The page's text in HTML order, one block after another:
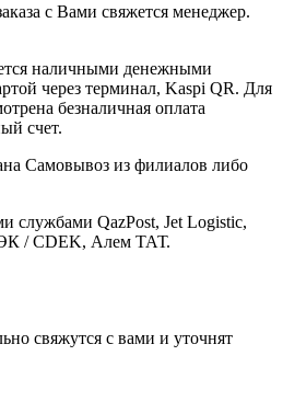
с Вами свяжется менеджер.
наличными денежными
через терминал, Kaspi QR. Для
безналичная оплата
счет.
Самовывоз из филиалов либо
службами QazPost, Jet Logistic,
/ CDEK, Алем ТАТ.
свяжутся с вами и уточнят